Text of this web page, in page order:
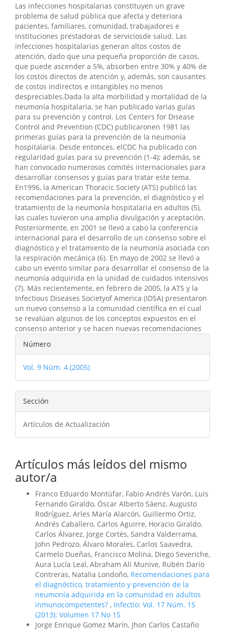
Las infecciones hospitalarias constituyen un grave
problema de salud pública que afecta y deteriora
pacientes, familiares, comunidad, trabajadores e
instituciones prestadoras de serviciosde salud. Las
infecciones hospitalarias generan altos costos de
atención, dado que una pequeña proporción de casos,
que puede ascender a 5%, absorben entre 30% y 40% de
los costos directos de atención y, además, son causantes
de costos indirectos e intangibles no menos
despreciables.Dada la alta morbilidad y mortalidad de la
neumonía hospitalaria, se han publicado varias guías
para su prevención y control. Los Centers for Disease
Control and Prevention (CDC) publicaronen 1981 las
primeras guías para la prevención de la neumonía
hospitalaria. Desde entonces, elCDC ha publicado con
regularidad guías para su prevención (1-4); además, se
han convocado numerosos comités internacionales para
desarrollar consensos y guías para tratar este tema.
En1996, la American Thoracic Society (ATS) publicó las
recomendaciones para la prevención, el diagnóstico y el
tratamiento de la neumonía hospitalaria en adultos (5),
las cuales tuvieron una amplia divulgación y aceptación.
Posteriormente, en 2001 se llevó a cabo la conferencia
internacional para el desarrollo de un consenso sobre el
diagnóstico y el tratamiento de la neumonía asociada con
la respiración mecánica (6). En mayo de 2002 se llevó a
cabo un evento similar para desarrollar el consenso de la
neumonía adquirida en la unidad de cuidados intensivos
(7). Más recientemente, en febrero de 2005, la ATS y la
Infectious Diseases Societyof America (IDSA) presentaron
un nuevo consenso a la comunidad científica en el cual
se revalúan algunos de los conceptos expuestos en el
consenso anterior y se hacen nuevas recomendaciones
Detalles
del
artículo
Número
Vol. 9 Núm. 4 (2005)
Sección
Artículos de Actualización
Artículos más leídos del mismo
autor/a
Franco Eduardo Montúfar, Fabio Andrés Varón, Luis
Fernando Giraldo, Óscar Alberto Sáenz, Augusto
Rodríguez, Arles María Alarcón, Guillermo Ortiz,
Andrés Caballero, Carlos Aguirre, Horacio Giraldo,
Carlos Álvarez, Jorge Cortés, Sandra Valderrama,
John Pedrozo, Álvaro Morales, Carlos Saavedra,
Carmelo Dueñas, Francisco Molina, Diego Severiche,
Aura Lucía Leal, Abraham Alí Munive, Rubén Darío
Contreras, Natalia Londoño, Recomendaciones para
el diagnóstico, tratamiento y prevención de la
neumonía adquirida en la comunidad en adultos
inmunocompetentes? , Infectio: Vol. 17 Núm. 1S
(2013): Volumen 17 No 1S
Jorge Enrique Gomez Marín, Jhon Carlos Castaño